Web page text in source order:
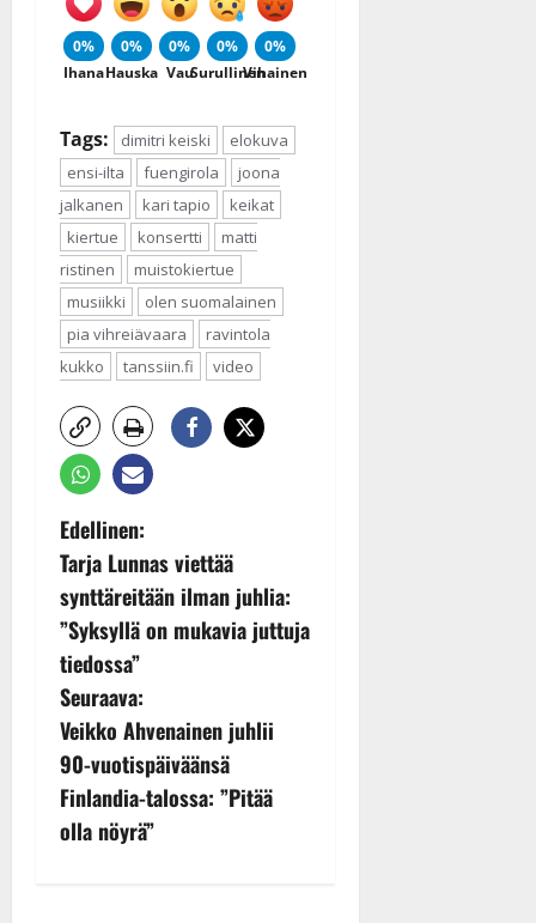
0%
Ihana
0%
Hauska
0%
Vau
0%
Surullinen
0%
Vihainen
Tags: dimitri keiski
elokuva
ensi-ilta
fuengirola
joona
jalkanen
kari tapio
keikat
kiertue
konsertti
matti
ristinen
muistokiertue
musiikki
olen suomalainen
pia vihreiävaara
ravintola
kukko
tanssiin.fi video
P
o
s
t
n
a
v
Edellinen:
Tarja Lunnas viettää
synttäreitään ilman juhlia:
”Syksyllä on mukavia juttuja
tiedossa”
Seuraava:
Veikko Ahvenainen juhlii
90-vuotispäiväänsä
Finlandia-talossa: ”Pitää
olla nöyrä”